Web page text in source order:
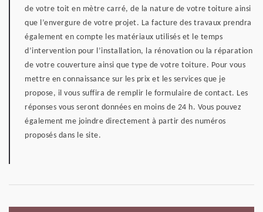
de votre toit en mètre carré, de la nature de votre toiture ainsi
que l’envergure de votre projet. La facture des travaux prendra
également en compte les matériaux utilisés et le temps
d’intervention pour l’installation, la rénovation ou la réparation
de votre couverture ainsi que type de votre toiture. Pour vous
mettre en connaissance sur les prix et les services que je
propose, il vous suffira de remplir le formulaire de contact. Les
réponses vous seront données en moins de 24 h. Vous pouvez
également me joindre directement à partir des numéros
proposés dans le site.